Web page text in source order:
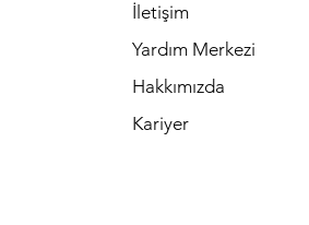
İletişim
Yardım Merkezi
Hakkımızda
Kariyer